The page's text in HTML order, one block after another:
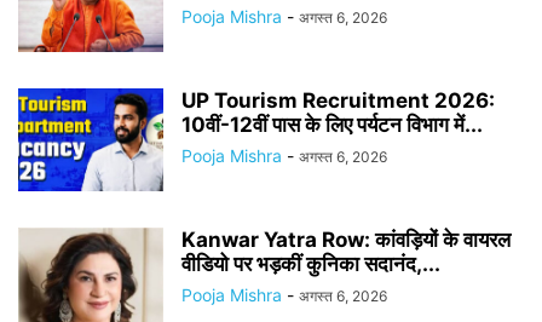
Pooja Mishra - अगस्त 6, 2026
UP Tourism Recruitment 2026:
10वीं-12वीं पास के लिए पर्यटन विभाग में...
Pooja Mishra - अगस्त 6, 2026
Kanwar Yatra Row: कांवड़ियों के वायरल
वीडियो पर भड़कीं कुनिका सदानंद,...
Pooja Mishra - अगस्त 6, 2026